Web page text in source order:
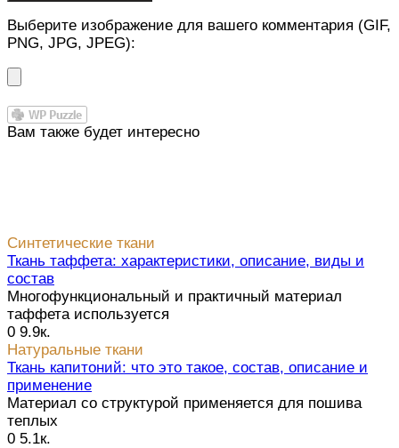
Выберите изображение для вашего комментария (GIF,
PNG, JPG, JPEG):
Вам также будет интересно
Синтетические ткани
Ткань таффета: характеристики, описание, виды и
состав
Многофункциональный и практичный материал
таффета используется
0 9.9к.
Натуральные ткани
Ткань капитоний: что это такое, состав, описание и
применение
Материал со структурой применяется для пошива
теплых
0 5.1к.